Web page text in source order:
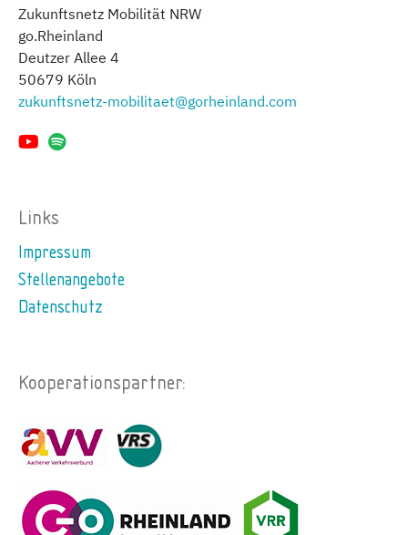
Zukunftsnetz Mobilität NRW
go.Rheinland
Deutzer Allee 4
50679 Köln
zukunftsnetz-mobilitaet@gorheinland.com
Links
Impressum
Stellenangebote
Datenschutz
Kooperationspartner: